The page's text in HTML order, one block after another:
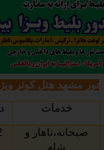
تور مشهد هتل کوثر
خدمات
صبحانه،ناهار و
شام